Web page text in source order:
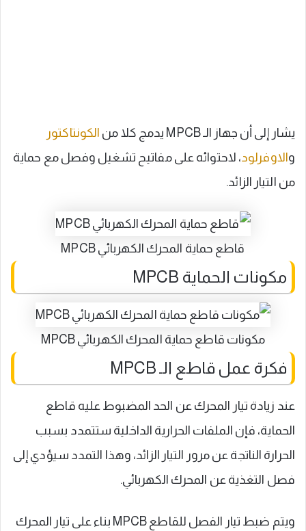
يشار إلى أن جهاز الـ MPCB يدمج كلا من
الكونتاكتور
والاوفرلود، لاحتوائه على مفاتيح تشغيل وفصل مع حماية
من التيار الزائد.
قاطع حماية المحرك الكهربائي MPCB
مكونات الحماية MPCB
مكونات قاطع حماية المحرك الكهربائي MPCB
فكرة عمل قاطع الـ MPCB
عند زيادة تيار المحرك عن الحد المضبوط عليه قاطع
الحماية، فإن الملفات الحرارية الداخلية ستتمدد بسبب
الحرارة الناتجة عن مرور التيار الزائد، وهذا التمدد سيؤدي إلى
فصل التغذية عن المحرك الكهربائي.
ويتم ضبط تيار الفصل للقاطع MPCB بناء على تيار المحرك